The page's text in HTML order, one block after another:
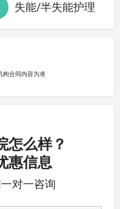
失能/半失能护理
构合同内容为准
怎么样？
惠信息
对一咨询